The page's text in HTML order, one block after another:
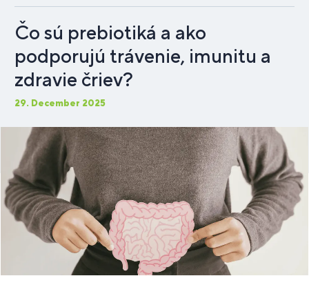
Čo sú prebiotiká a ako
podporujú trávenie, imunitu a
zdravie čriev?
29. December 2025